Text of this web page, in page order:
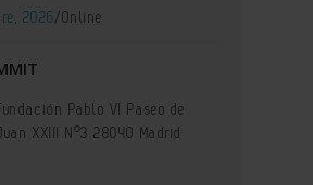
2026/Online
Pablo VI Paseo de
XXIII Nº3 28040 Madrid